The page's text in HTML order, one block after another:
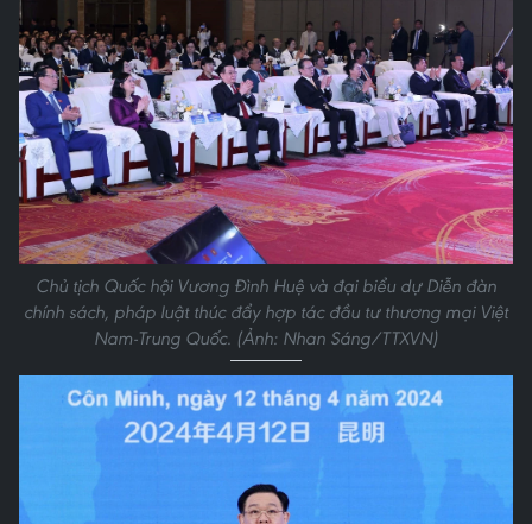
Chủ tịch Quốc hội Vương Đình Huệ và đại biểu dự Diễn đàn
chính sách, pháp luật thúc đẩy hợp tác đầu tư thương mại Việt
Nam-Trung Quốc. (Ảnh: Nhan Sáng/TTXVN)